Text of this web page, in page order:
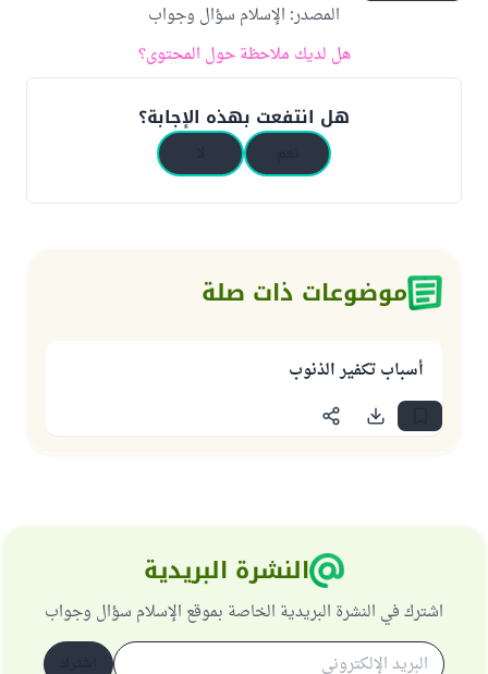
المصدر: الإسلام سؤال وجواب
هل لديك ملاحظة حول المحتوى؟
هل انتفعت بهذه الإجابة؟
موضوعات ذات صلة
أسباب تكفير الذنوب
النشرة البريدية
اشترك في النشرة البريدية الخاصة بموقع الإسلام سؤال وجواب